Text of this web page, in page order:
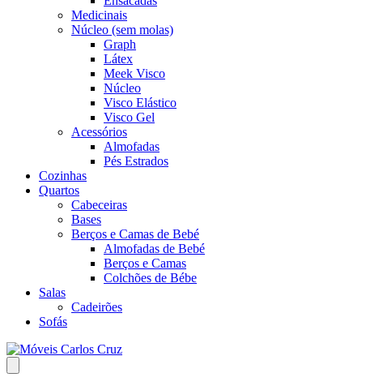
Medicinais
Núcleo (sem molas)
Graph
Látex
Meek Visco
Núcleo
Visco Elástico
Visco Gel
Acessórios
Almofadas
Pés Estrados
Cozinhas
Quartos
Cabeceiras
Bases
Berços e Camas de Bebé
Almofadas de Bebé
Berços e Camas
Colchões de Bébe
Salas
Cadeirões
Sofás